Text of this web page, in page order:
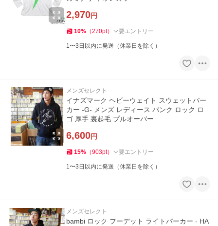
2,970円
10% （270pt） 要エントリー
1〜3日以内に発送（休業日を除く）
メンズセレクト
イナズマーク ヘビーウェイト スウェットパー
カー -G- メンズ レディース パンク ロック ロ
ゴ 厚手 裏起毛 プルオーバー
6,600円
15% （903pt） 要エントリー
1〜3日以内に発送（休業日を除く）
メンズセレクト
bambi ロック フーデット ライトパーカー - HA